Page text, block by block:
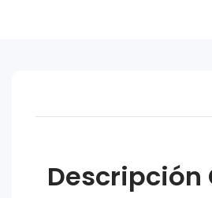
Descripción